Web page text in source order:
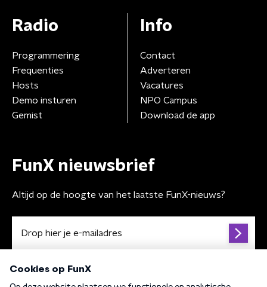
Radio
Programmering
Frequenties
Hosts
Demo insturen
Gemist
Info
Contact
Adverteren
Vacatures
NPO Campus
Download de app
FunX nieuwsbrief
Altijd op de hoogte van het laatste FunX-nieuws?